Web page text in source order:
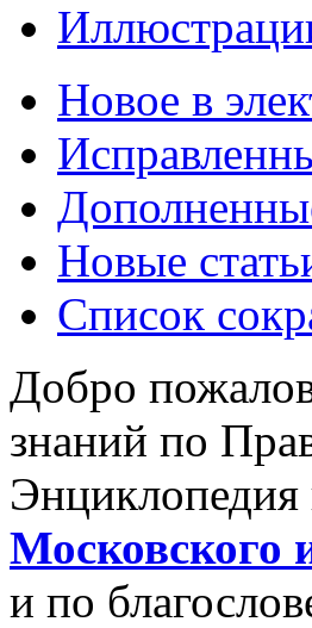
Новое в
Новые
Список
Добро
знаний по
Энциклопедия
Московского
и по